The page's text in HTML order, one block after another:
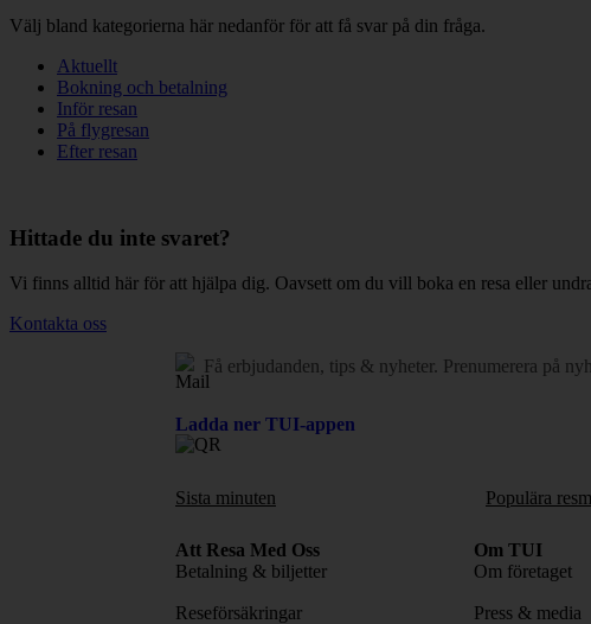
Välj bland kategorierna här nedanför för att få svar på din fråga.
Aktuellt
Bokning och betalning
Inför resan
På flygresan
Efter resan
Hittade du inte svaret?
Vi finns alltid här för att hjälpa dig. Oavsett om du vill boka en resa eller
Kontakta oss
Få erbjudanden, tips & nyheter. Prenumerera på
Ladda ner TUI-appen
Sista minuten Populära
Att Resa Med Oss
Betalning & biljetter
Reseförsäkringar
Om TUI
Om företaget
Press & media